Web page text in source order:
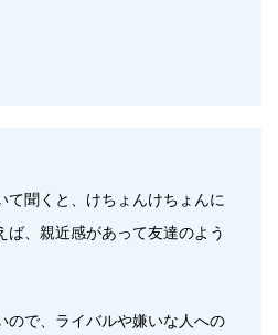
て聞くと、けちょんけちょんに
ば、親近感があって友達のよう
ので、ライバルや嫌いな人への